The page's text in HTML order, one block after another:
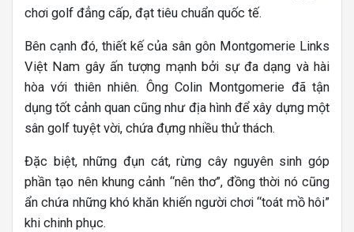
chơi golf đẳng cấp, đạt tiêu chuẩn quốc tế.
Bên cạnh đó, thiết kế của sân gôn Montgomerie Links
Việt Nam gây ấn tượng mạnh bởi sự đa dạng và hài
hòa với thiên nhiên. Ông Colin Montgomerie đã tận
dụng tốt cảnh quan cũng như địa hình để xây dựng một
sân golf tuyệt vời, chứa đựng nhiều thử thách.
Đặc biệt, những đụn cát, rừng cây nguyên sinh góp
phần tạo nên khung cảnh “nên thơ”, đồng thời nó cũng
ẩn chứa những khó khăn khiến người chơi “toát mồ hôi”
khi chinh phục.